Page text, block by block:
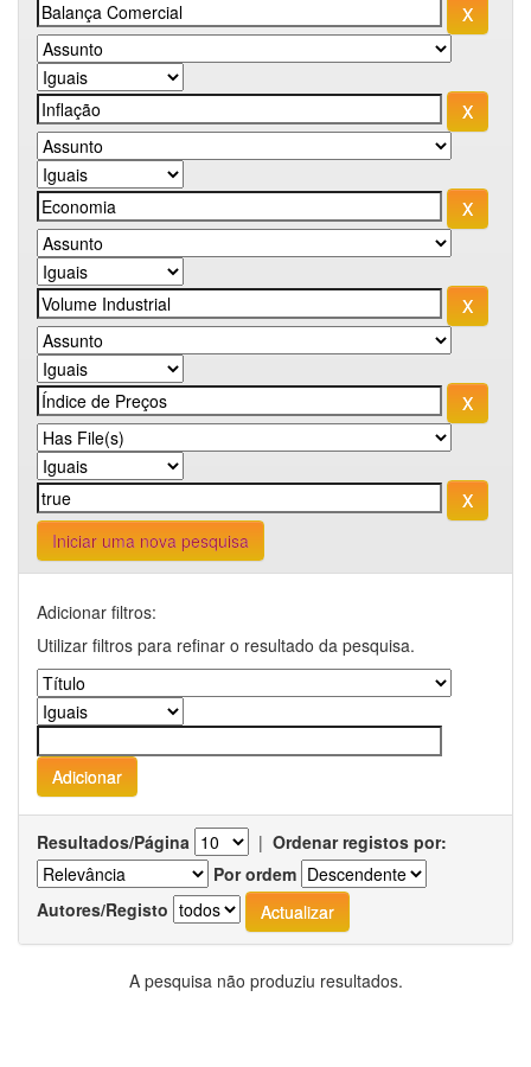
Iniciar uma nova pesquisa
Adicionar filtros:
Utilizar filtros para refinar o resultado da pesquisa.
Resultados/Página | Ordenar registos por:
Por ordem
Autores/Registo
A pesquisa não produziu resultados.